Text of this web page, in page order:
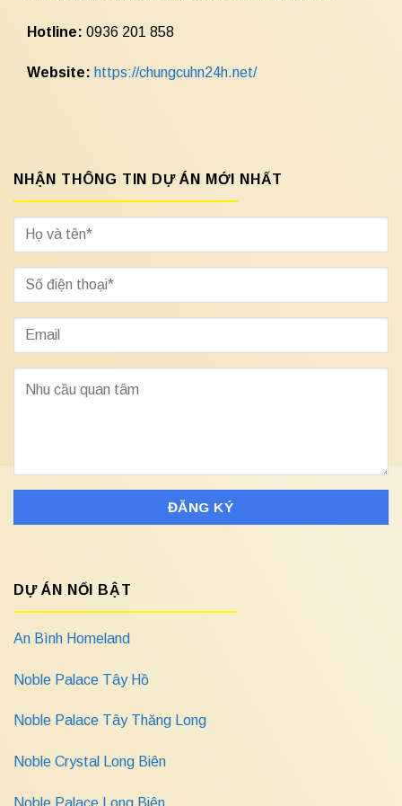
Hotline: 0936 201 858
Website: https://chungcuhn24h.net/
NHẬN THÔNG TIN DỰ ÁN MỚI NHẤT
DỰ ÁN NỔI BẬT
An Bình Homeland
Noble Palace Tây Hồ
Noble Palace Tây Thăng Long
Noble Crystal Long Biên
Noble Palace Long Biên